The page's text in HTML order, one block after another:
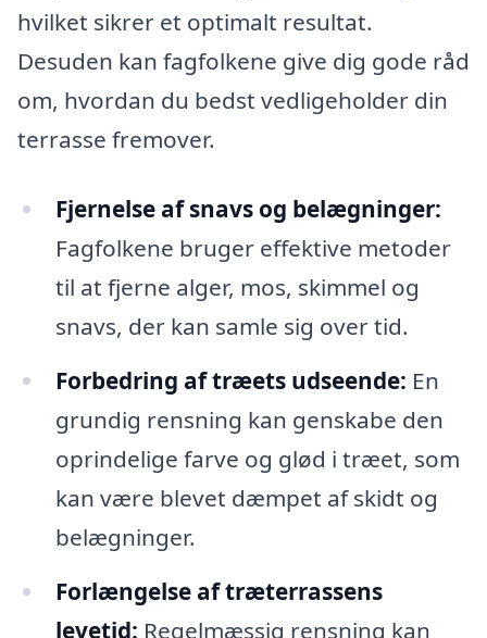
hvilket sikrer et optimalt resultat.
Desuden kan fagfolkene give dig gode råd
om, hvordan du bedst vedligeholder din
terrasse fremover.
Fjernelse af snavs og belægninger:
Fagfolkene bruger effektive metoder
til at fjerne alger, mos, skimmel og
snavs, der kan samle sig over tid.
Forbedring af træets udseende: En
grundig rensning kan genskabe den
oprindelige farve og glød i træet, som
kan være blevet dæmpet af skidt og
belægninger.
Forlængelse af træterrassens
levetid: Regelmæssig rensning kan